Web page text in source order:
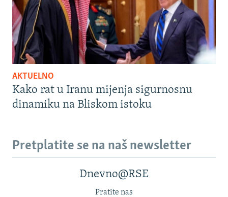
AKTUELNO
Kako rat u Iranu mijenja sigurnosnu
dinamiku na Bliskom istoku
Pretplatite se na naš newsletter
Dnevno@RSE
Pratite nas